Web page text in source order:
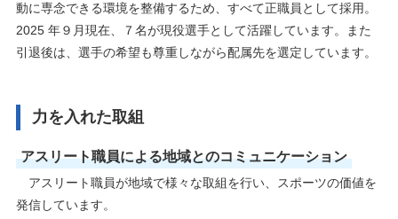
動に専念できる環境を整備するため、すべて正職員として採用。
2025 年９月現在、７名が現役選手として活躍しています。また
引退後は、選手の希望も尊重しながら配属先を選定しています。
力を入れた取組
アスリート職員による地域とのコミュニケーション
アスリート職員が地域で様々な取組を行い、スポーツの価値を
発信しています。